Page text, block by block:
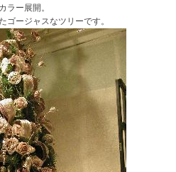
ラー展開。
ゴージャスなツリーです。